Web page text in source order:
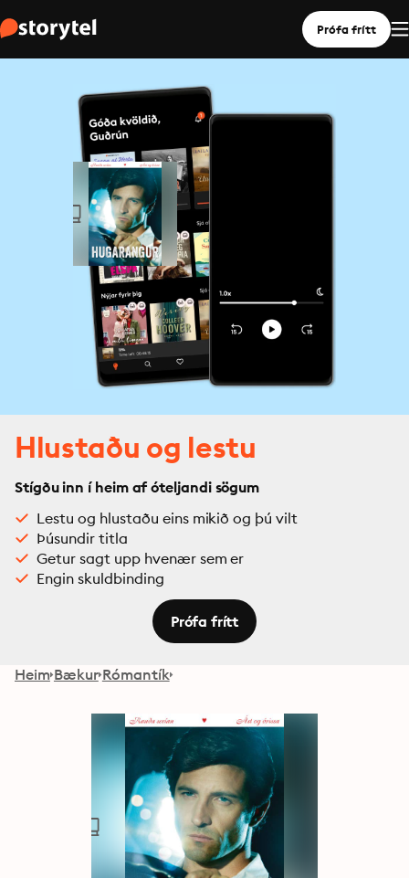
Prófa frítt
Hlustaðu og lestu
Stígðu inn í heim af óteljandi sögum
Lestu og hlustaðu eins mikið og þú vilt
Þúsundir titla
Getur sagt upp hvenær sem er
Engin skuldbinding
Prófa frítt
Heim Bækur Rómantík